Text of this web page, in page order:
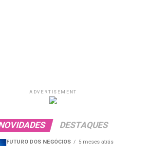
ADVERTISEMENT
DESTAQUES
FUTURO DOS NEGÓCIOS 5 meses atrás